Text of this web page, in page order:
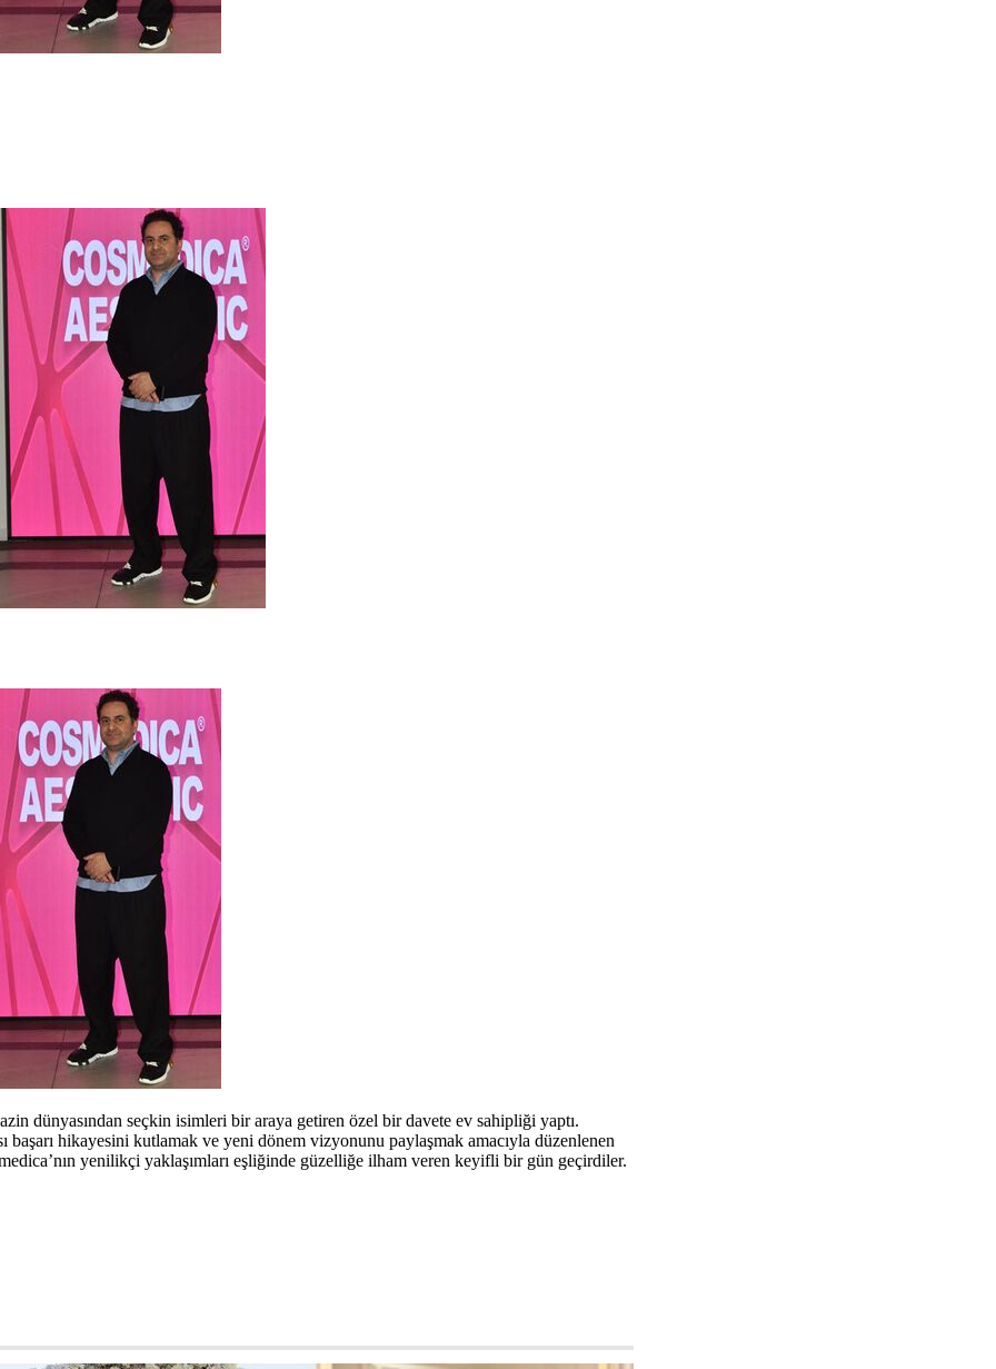
dünyasından seçkin isimleri bir araya getiren özel bir davete ev sahipliği yaptı.
başarı hikayesini kutlamak ve yeni dönem vizyonunu paylaşmak amacıyla düzenlenen
yenilikçi yaklaşımları eşliğinde güzelliğe ilham veren keyifli bir gün geçirdiler.